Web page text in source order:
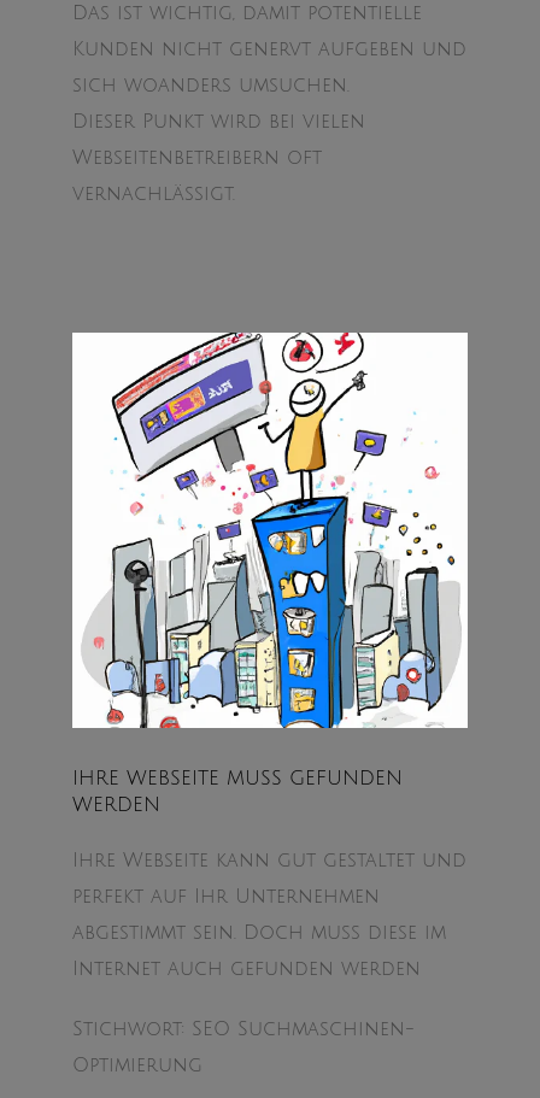
Das ist wichtig, damit potentielle
Kunden nicht genervt aufgeben und
sich woanders umsuchen.
Dieser Punkt wird bei vielen
Webseitenbetreibern oft
vernachlässigt.
IHRE WEBSEITE MUSS GEFUNDEN
WERDEN
Ihre Webseite kann gut gestaltet und
perfekt auf Ihr Unternehmen
abgestimmt sein. Doch muss diese im
Internet auch gefunden werden
Stichwort: SEO Suchmaschinen-
Optimierung